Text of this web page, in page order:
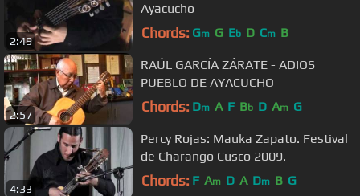
2:49
Ayacucho
Chords: Gm G Eb D Cm B
2:57
RAÚL GARCÍA ZÁRATE - ADIOS
PUEBLO DE AYACUCHO
Chords: Dm A F Bb D Am G
4:33
Percy Rojas: Mauka Zapato. Festival
de Charango Cusco 2009.
Chords: F Am D A Dm B G